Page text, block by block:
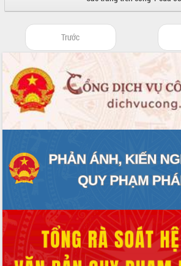
tiến đầu tư tỉnh
Ngành cá ngừ Đắk Lắk chủ động thích
ứng để giữ vững thị trường xuất khẩu
Diễn đàn Kinh tế tư nhân Việt Nam đột
phá cơ chế - Hợp tác công tư
Đề án 06 tạo bước ngoặt đột phá trong
cải cách hành chính tỉnh Đắk Lắk
Kết nối tour, đẩy mạnh chuyển đổi số
Khởi động Dự án Đầu tư xây dựng hạ
tầng kỹ thuật Cụm công nghiệp Tân
Tiến
niệm 101 năm Ngày Báo chí Cách
mạng Việt Nam
Đắk Lắk sơ kết 4 năm triển khai thực
hiện Đề án 06 của Chính phủ
Họp báo thông tin về Hội nghị Công bố
Trước